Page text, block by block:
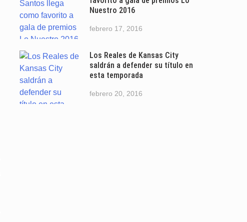
Nuestro 2016
febrero 17, 2016
Los Reales de Kansas City
saldrán a defender su título en
esta temporada
febrero 20, 2016